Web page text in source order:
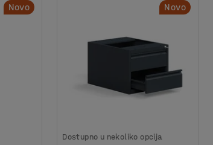
Novo Novo
Dostupno u nekoliko opcija